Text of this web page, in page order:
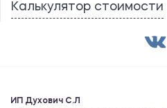
Калькулятор стоимости
ИП Духович С.Л